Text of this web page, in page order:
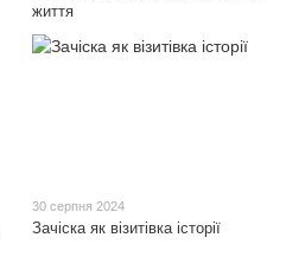
життя
30 серпня 2024
Зачіска як візитівка історії